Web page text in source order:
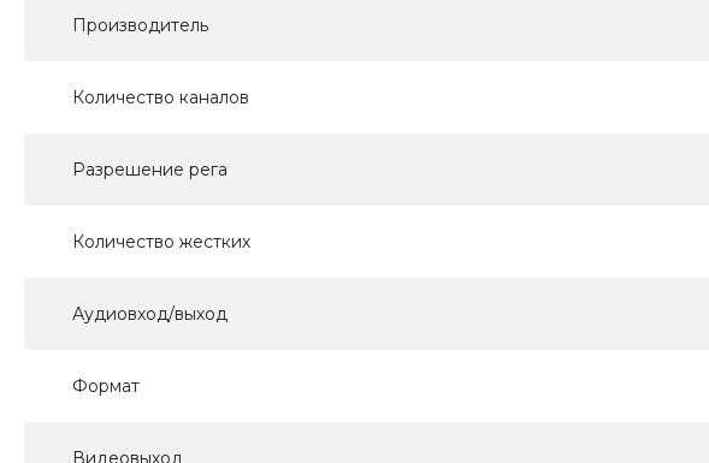
Производитель
Количество каналов
Разрешение рега
Количество жестких
Аудиовход/выход
Формат
Видеовыход